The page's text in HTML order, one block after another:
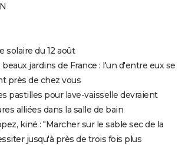
solaire du 12 août
jardins de France : l'un d'entre eux se
près de chez vous
pastilles pour lave-vaisselle devraient
alliées dans la salle de bain
kiné : "Marcher sur le sable sec de la
jusqu'à près de trois fois plus